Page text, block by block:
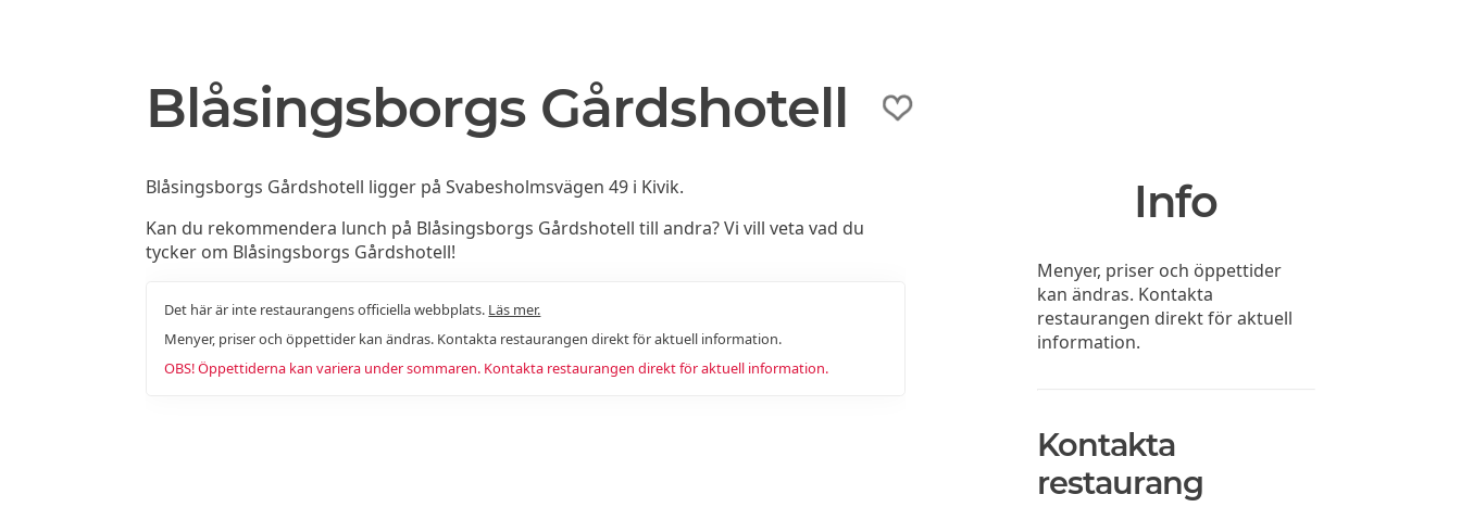
Blåsingsborgs Gårdshotell
Blåsingsborgs Gårdshotell ligger på Svabesholmsvägen 49 i Kivik.
Kan du rekommendera lunch på Blåsingsborgs Gårdshotell till andra? Vi vill veta vad du
tycker om Blåsingsborgs Gårdshotell!
Det här är inte restaurangens officiella webbplats. Läs mer.
Menyer, priser och öppettider kan ändras. Kontakta restaurangen direkt för aktuell information.
OBS! Öppettiderna kan variera under sommaren. Kontakta restaurangen direkt för aktuell information.
Info
Menyer, priser och öppettider
kan ändras. Kontakta
restaurangen direkt för aktuell
information.
Kontakta
restaurang